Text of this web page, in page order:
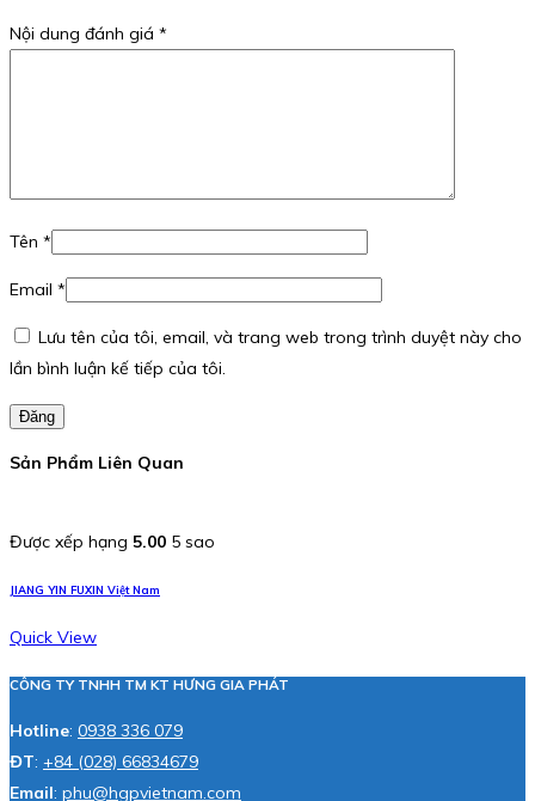
Nội dung đánh giá *
Tên *
Email *
Lưu tên của tôi, email, và trang web trong trình duyệt này cho
lần bình luận kế tiếp của tôi.
Đăng
Sản Phẩm Liên Quan
Được xếp hạng 5.00 5 sao
JIANG YIN FUXIN Việt Nam
Quick View
CÔNG TY TNHH TM KT HƯNG GIA PHÁT
Hotline: 0938 336 079
ĐT: +84 (028) 66834679
Email: phu@hgpvietnam.com